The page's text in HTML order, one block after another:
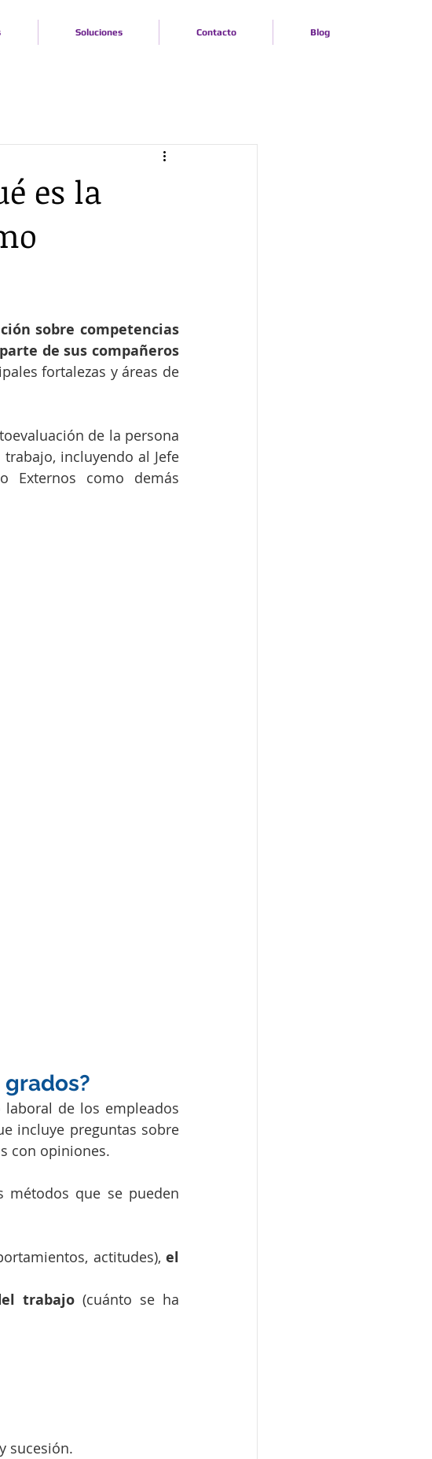
Soluciones Contacto Blog
es la
sobre competencias
de sus compañeros
fortalezas y áreas de
de la persona
incluyendo al Jefe
Externos como demás
laboral
incluye preguntas sobre
con opiniones.
métodos que se pueden
actitudes), el
trabajo (cuánto se ha
sucesión.